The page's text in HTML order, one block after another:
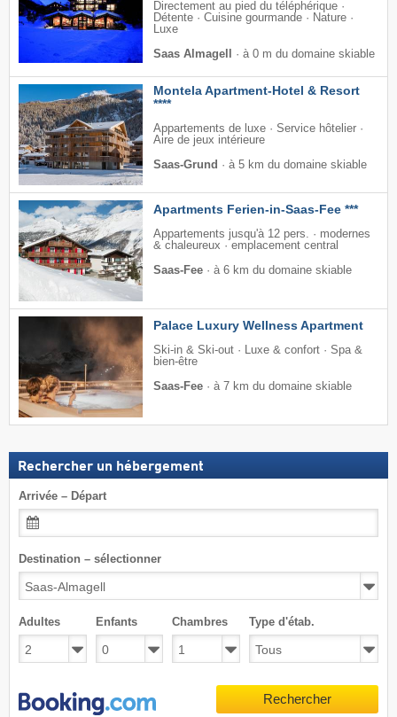
Directement au pied du téléphérique ·
Détente · Cuisine gourmande · Nature ·
Luxe
Saas Almagell
· à 0 m du domaine skiable
Montela Apartment-Hotel & Resort
****
Appartements de luxe · Service hôtelier ·
Aire de jeux intérieure
Saas-Grund · à 5 km du domaine skiable
Apartments Ferien-in-Saas-Fee ***
Appartements jusqu'à 12 pers. · modernes
& chaleureux · emplacement central
Saas-Fee · à 6 km du domaine skiable
Palace Luxury Wellness Apartment
Ski-in & Ski-out · Luxe & confort · Spa &
bien-être
Saas-Fee · à 7 km du domaine skiable
Rechercher un hébergement
Arrivée – Départ
Destination – sélectionner
Adultes Enfants Chambres Type d'étab.
Rechercher